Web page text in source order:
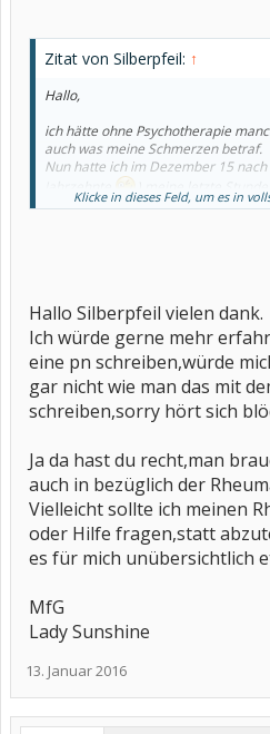
Zitat von Silberpfeil: ↑
Hallo,
ich hätte ohne Psychotherapie
auch was meine Schmerzen betraf.
Nun hatte ich im Dezember 15
damit er/sie auch weiß wo und wie
werden darf und kann...
Ich habe richtig Hausaufgaben etc.
sitzen und erzählen, jammern etc.
weiter...
LG
Klicke in dieses Feld, um es in
Hallo Silberpfeil vielen dank.
Ich würde gerne mehr
eine pn schreiben,würde
gar nicht wie man das mit
schreiben,sorry hört sich
Ja da hast du recht,man
auch in bezüglich der
Vielleicht sollte ich meinen
oder Hilfe fragen,statt
es für mich unübersichtlich
MfG
Lady Sunshine
13. Januar 2016